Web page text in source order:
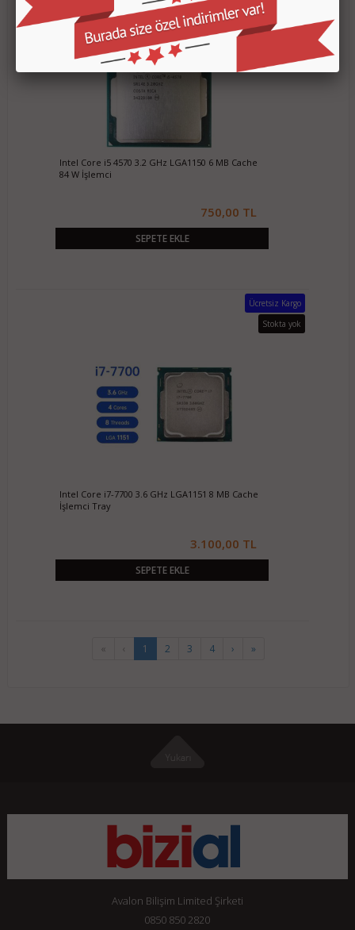
Intel Core i5 4570 3.2 GHz LGA1150 6 MB Cache
84 W İşlemci
750,00 TL
SEPETE EKLE
Ücretsiz Kargo
Stokta yok
Intel Core i7-7700 3.6 GHz LGA1151 8 MB Cache
İşlemci Tray
3.100,00 TL
SEPETE EKLE
« ‹ 1 2 3 4 › »
Avalon Bilişim Limited Şirketi
0850 850 2820